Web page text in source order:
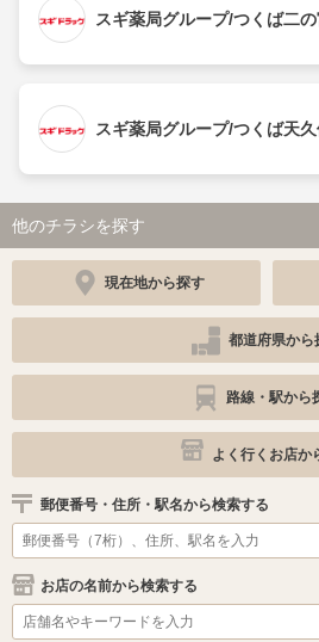
スギ薬局グループ/つくば二
スギ薬局グループ/つくば天
他のチラシを探す
現在地から探す
都道府県から
路線・駅から
よく行くお店か
郵便番号・住所・駅名から検索する
お店の名前から検索する